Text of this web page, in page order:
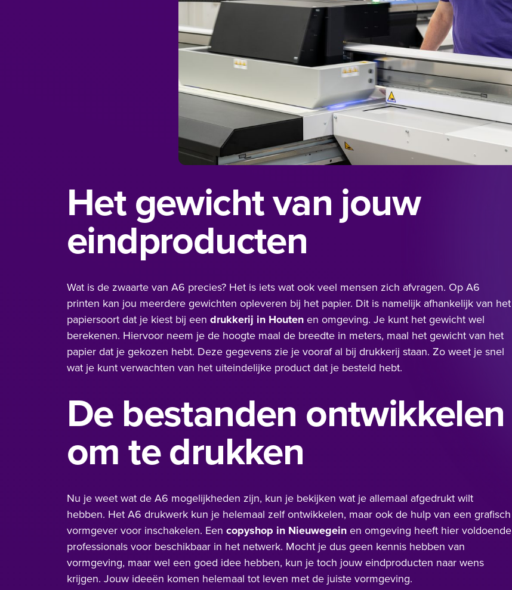
Het gewicht van jouw
eindproducten
Wat is de zwaarte van A6 precies? Het is iets wat ook veel mensen zich afvragen. Op A6
printen kan jou meerdere gewichten opleveren bij het papier. Dit is namelijk afhankelijk van het
papiersoort dat je kiest bij een drukkerij in Houten en omgeving. Je kunt het gewicht wel
berekenen. Hiervoor neem je de hoogte maal de breedte in meters, maal het gewicht van het
papier dat je gekozen hebt. Deze gegevens zie je vooraf al bij drukkerij staan. Zo weet je snel
wat je kunt verwachten van het uiteindelijke product dat je besteld hebt.
De bestanden ontwikkelen
om te drukken
Nu je weet wat de A6 mogelijkheden zijn, kun je bekijken wat je allemaal afgedrukt wilt
hebben. Het A6 drukwerk kun je helemaal zelf ontwikkelen, maar ook de hulp van een grafisch
vormgever voor inschakelen. Een copyshop in Nieuwegein en omgeving heeft hier voldoende
professionals voor beschikbaar in het netwerk. Mocht je dus geen kennis hebben van
vormgeving, maar wel een goed idee hebben, kun je toch jouw eindproducten naar wens
krijgen. Jouw ideeën komen helemaal tot leven met de juiste vormgeving.